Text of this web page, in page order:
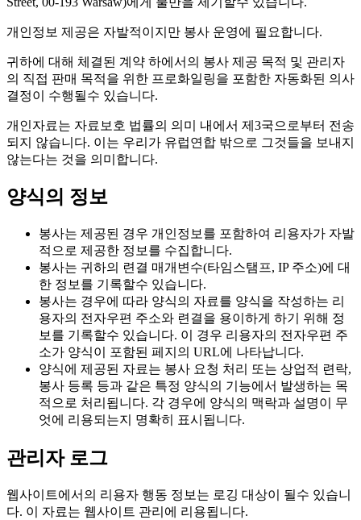
개인정보 제공은 자발적이지만 봉사 운영에 필요합니다.
귀하에 대해 체결된 계약 하에서의 봉사 제공 목적 및 관리자
의 직접 판매 목적을 위한 프로화일링을 포함한 자동화된 의사
결정이 수행될수 있습니다.
개인자료는 자료보호 법률의 의미 내에서 제3국으로부터 전송
되지 않습니다. 이는 우리가 유럽연합 밖으로 그것들을 보내지
않는다는 것을 의미합니다.
양식의 정보
봉사는 제공된 경우 개인정보를 포함하여 리용자가 자발
적으로 제공한 정보를 수집합니다.
봉사는 귀하의 련결 매개변수(타임스탬프, IP 주소)에 대
한 정보를 기록할수 있습니다.
봉사는 경우에 따라 양식의 자료를 양식을 작성하는 리
용자의 전자우편 주소와 련결을 용이하게 하기 위해 정
보를 기록할수 있습니다. 이 경우 리용자의 전자우편 주
소가 양식이 포함된 페지의 URL에 나타납니다.
양식에 제공된 자료는 봉사 요청 처리 또는 상업적 련락,
봉사 등록 등과 같은 특정 양식의 기능에서 발생하는 목
적으로 처리됩니다. 각 경우에 양식의 맥락과 설명이 무
엇에 리용되는지 명확히 표시됩니다.
관리자 로그
웹사이트에서의 리용자 행동 정보는 로깅 대상이 될수 있습니
다. 이 자료는 웹사이트 관리에 리용됩니다.